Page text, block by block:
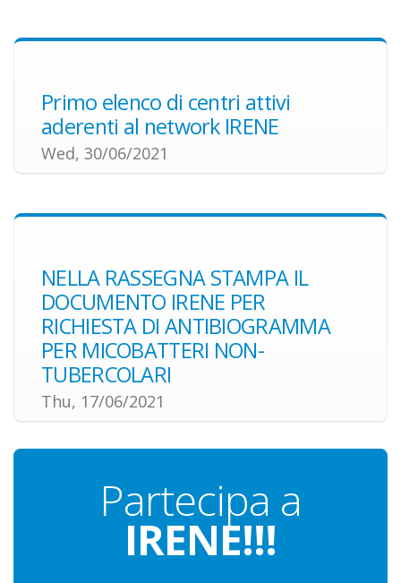
Primo elenco di centri attivi
aderenti al network IRENE
Wed, 30/06/2021
NELLA RASSEGNA STAMPA IL
DOCUMENTO IRENE PER
RICHIESTA DI ANTIBIOGRAMMA
PER MICOBATTERI NON-
TUBERCOLARI
Thu, 17/06/2021
Partecipa a
IRENE!!!